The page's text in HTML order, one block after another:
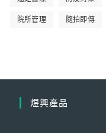
院所管理 隨拍即傳
煜興產品